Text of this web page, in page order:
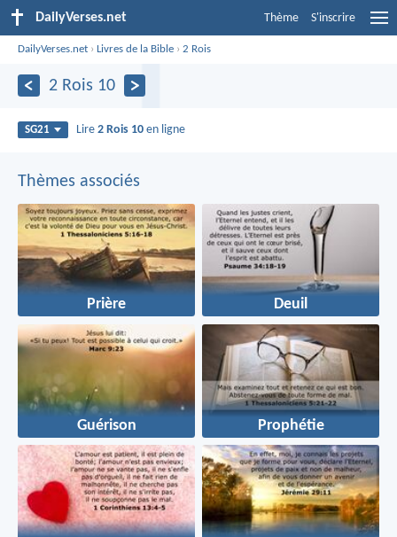
DailyVerses.net Thème S'inscrire
DailyVerses.net ›Livres de la Bible ›2 Rois
2 Rois 10
SG21 Lire2 Rois 10 en ligne
Thèmes associés
Prière Deuil
Guérison Prophétie